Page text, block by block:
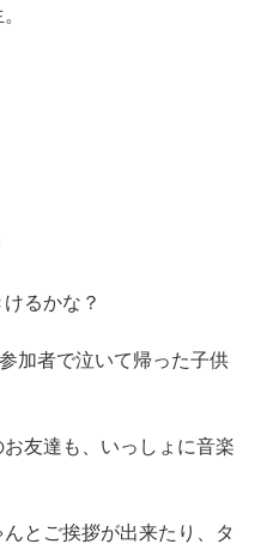
るかな？
加者で泣いて帰った子供
友達も、いっしょに音楽
とご挨拶が出来たり、タ